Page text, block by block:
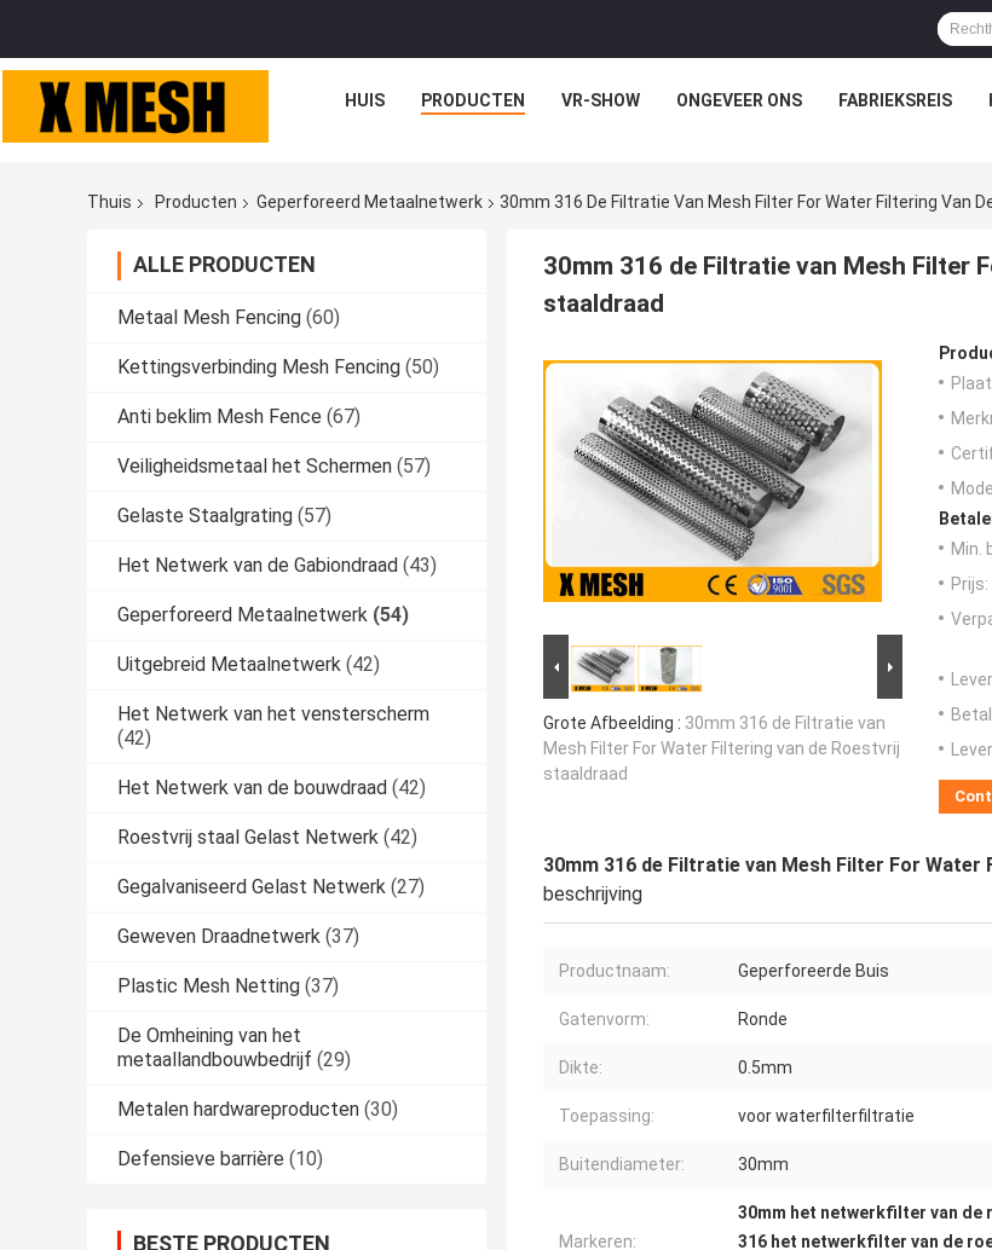
HUIS PRODUCTEN VR-SHOW ONGEVEER ONS FABRIEKSREIS
Thuis Producten Geperforeerd Metaalnetwerk 30mm 316 De Filtratie Van Mesh Filter For Water Filtering Van
ALLE PRODUCTEN
Metaal Mesh Fencing (60)
Kettingsverbinding Mesh Fencing (50)
Anti beklim Mesh Fence (67)
Veiligheidsmetaal het Schermen (57)
Gelaste Staalgrating (57)
Het Netwerk van de Gabiondraad (43)
Geperforeerd Metaalnetwerk (54)
Uitgebreid Metaalnetwerk (42)
Het Netwerk van het vensterscherm
(42)
Het Netwerk van de bouwdraad (42)
Roestvrij staal Gelast Netwerk (42)
Gegalvaniseerd Gelast Netwerk (27)
Geweven Draadnetwerk (37)
Plastic Mesh Netting (37)
De Omheining van het
metaallandbouwbedrijf (29)
Metalen hardwareproducten (30)
Defensieve barrière (10)
BESTE PRODUCTEN
30mm 316 de Filtratie van Mesh Filter
staaldraad
Grote Afbeelding : 30mm 316 de Filtratie van
Mesh Filter For Water Filtering van de Roestvrij
staaldraad
Min.
Prijs:
30mm 316 de Filtratie van Mesh Filter For
beschrijving
Productnaam: Geperforeerde Buis
Gatenvorm: Ronde
Dikte: 0.5mm
Toepassing: voor waterfilterfiltratie
Buitendiameter: 30mm
Markeren:
30mm het netwerkfilter van
316 het netwerkfilter van de